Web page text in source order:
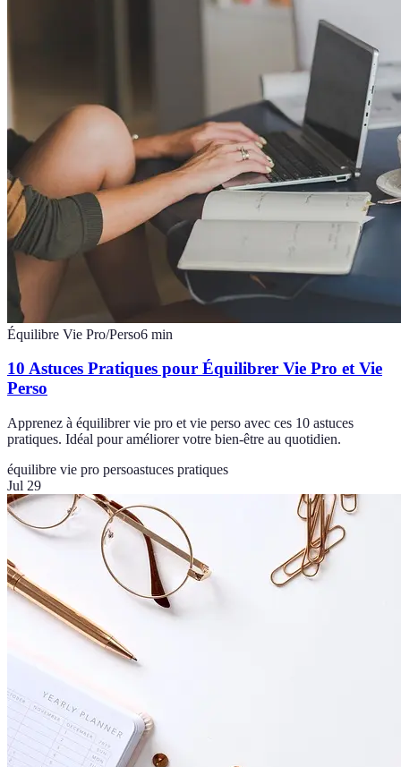
Équilibre Vie Pro/Perso6 min
10 Astuces Pratiques pour Équilibrer Vie Pro et Vie
Perso
Apprenez à équilibrer vie pro et vie perso avec ces 10 astuces
pratiques. Idéal pour améliorer votre bien-être au quotidien.
équilibre vie pro persoastuces pratiques
Jul 29